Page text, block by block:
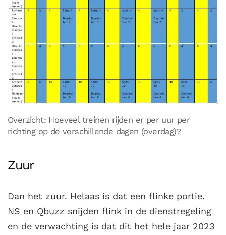
Overzicht: Hoeveel treinen rijden er per uur per
richting op de verschillende dagen (overdag)?
Zuur
Dan het zuur. Helaas is dat een flinke portie.
NS en Qbuzz snijden flink in de dienstregeling
en de verwachting is dat dit het hele jaar 2023